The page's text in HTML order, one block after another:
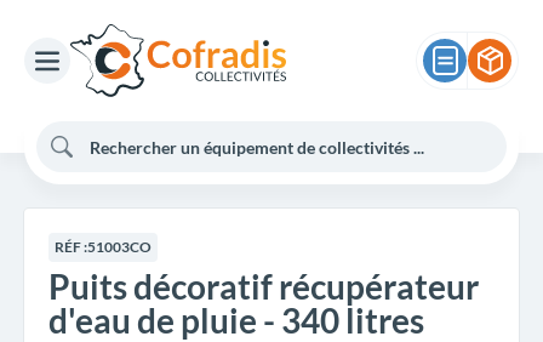
RÉF :51003CO
Puits décoratif récupérateur
d'eau de pluie - 340 litres